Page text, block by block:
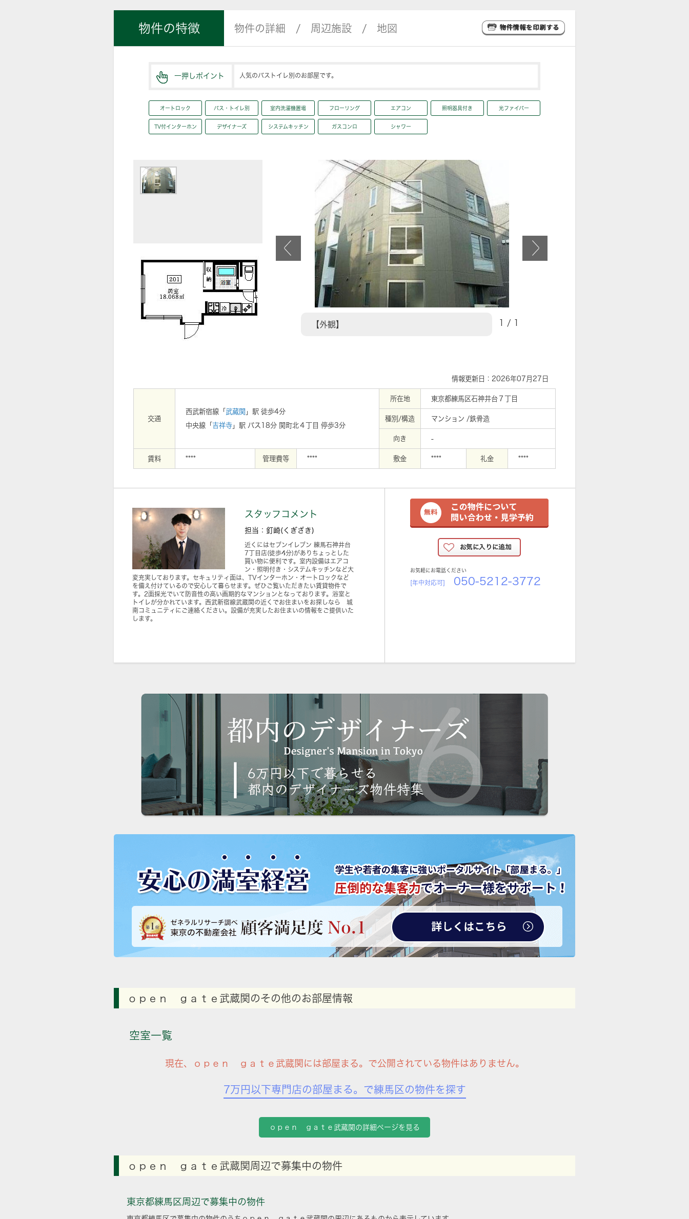
物件の特徴 物件の詳細 周辺施設 地図
一押しポイント 人気のバストイレ別のお部屋です。
オートロック バス・トイレ別 室内洗濯機置場 フローリング エアコン 照明器具付き 光ファイバー
TV付インターホン デザイナーズ システムキッチン ガスコンロ シャワー
【外観】 1 / 1
情報更新日：2026年07月27日
交通
西武新宿線「 武蔵関 」駅 徒歩4分
中央線「 吉祥寺 」駅 バス18分 関町北４丁目 停歩3分
所在地 東京都練馬区石神井台７丁目
種別/構造 マンション /鉄骨造
向き -
賃料 **** 管理費等 **** 敷金 **** 礼金 ****
スタッフコメント
担当：釘崎(くぎざき)
近くにはセブンイレブン 練馬石神井台
7丁目店(徒歩4分)がありちょっとした
買い物に便利です。室内設備はエアコ
ン・照明付き・システムキッチンなど大
変充実しております。セキュリティ面は、TVインターホン・オートロックなど
を備え付けているので安心して暮らせます。ぜひご覧いただきたい賃貸物件で
す。2面採光でいて防音性の高い画期的なマンションとなっております。浴室と
トイレが分かれています。西武新宿線武蔵関の近くでお住まいをお探しなら 城
南コミュニティにご連絡ください。設備が充実したお住まいの情報をご提供いた
します。
お気軽にお電話ください
[年中対応可] 050-5212-3772
ｏｐｅｎ ｇａｔｅ武蔵関のその他のお部屋情報
空室一覧
現在、ｏｐｅｎ ｇａｔｅ武蔵関には部屋まる。で公開されている物件はありません。
7万円以下専門店の部屋まる。で練馬区の物件を探す
ｏｐｅｎ ｇａｔｅ武蔵関の詳細ページを見る
ｏｐｅｎ ｇａｔｅ武蔵関周辺で募集中の物件
東京都練馬区周辺で募集中の物件